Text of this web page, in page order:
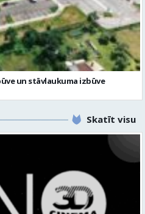
un stāvlaukuma izbūve
Skatīt visu